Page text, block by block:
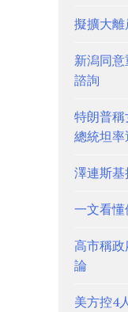
擬擴大
新潟同
諮詢
特朗普稱
總統坦率
澤連斯
一文看
高市稱
論
美方控4